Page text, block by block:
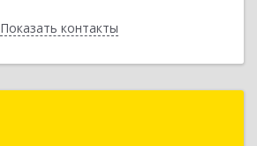
Показать контакты
Назад